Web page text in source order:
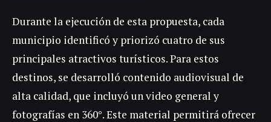
Durante la ejecución de esta propuesta, cada
municipio identificó y priorizó cuatro de sus
principales atractivos turísticos. Para estos
destinos, se desarrolló contenido audiovisual de
alta calidad, que incluyó un video general y
fotografías en 360°. Este material permitirá ofrecer